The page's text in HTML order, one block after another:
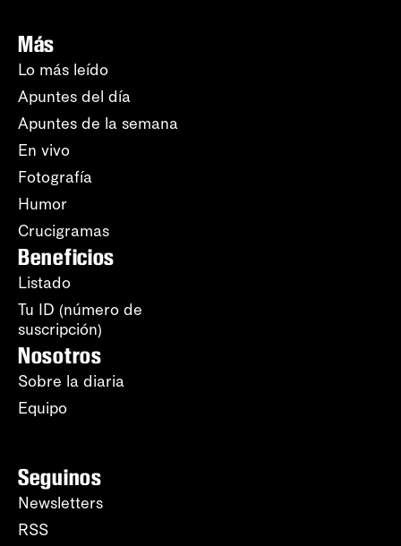
Más
Lo más leído
Apuntes del día
Apuntes de la semana
En vivo
Fotografía
Humor
Crucigramas
Beneficios
Listado
Tu ID (número de
suscripción)
Nosotros
Sobre la diaria
Equipo
Seguinos
Newsletters
RSS